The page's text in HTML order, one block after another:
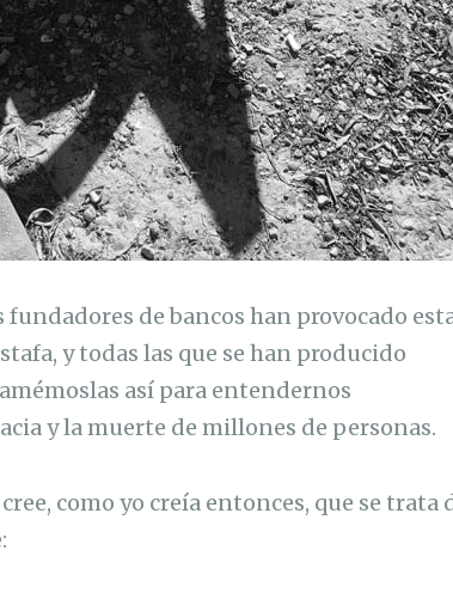
de bancos han provocado
y todas las que se han producido
así para entendernos
y la muerte de millones de personas.
como yo creía entonces, que se trata